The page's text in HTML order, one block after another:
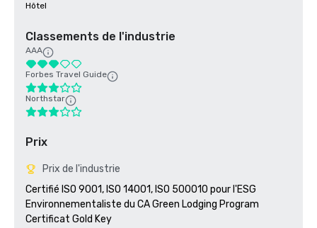
Hôtel
Classements de l'industrie
AAA
Forbes Travel Guide
Northstar
Prix
Prix de l'industrie
Certifié ISO 9001, ISO 14001, ISO 500010 pour l'ESG
Environnementaliste du CA Green Lodging Program
Certificat Gold Key